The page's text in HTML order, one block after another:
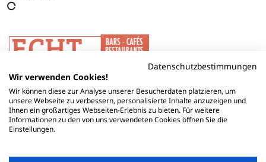
Datenschutzbestimmungen
Wir verwenden Cookies!
Wir können diese zur Analyse unserer Besucherdaten platzieren, um
unsere Webseite zu verbessern, personalisierte Inhalte anzuzeigen und
Ihnen ein großartiges Webseiten-Erlebnis zu bieten. Für weitere
Informationen zu den von uns verwendeten Cookies öffnen Sie die
Einstellungen.